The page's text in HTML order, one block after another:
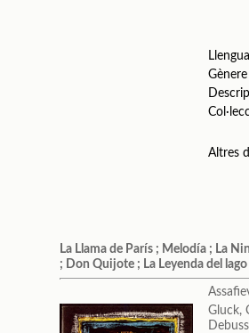
Gènere
Altres
La Llama de París ; Melodía ; La
; Don Quijote ; La Leyenda del lago
Gluck,